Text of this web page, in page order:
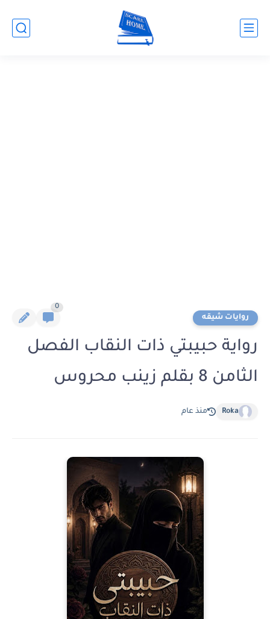
روايات شيقه
0
رواية حبيبتي ذات النقاب الفصل
الثامن 8 بقلم زينب محروس
Roka منذ عام